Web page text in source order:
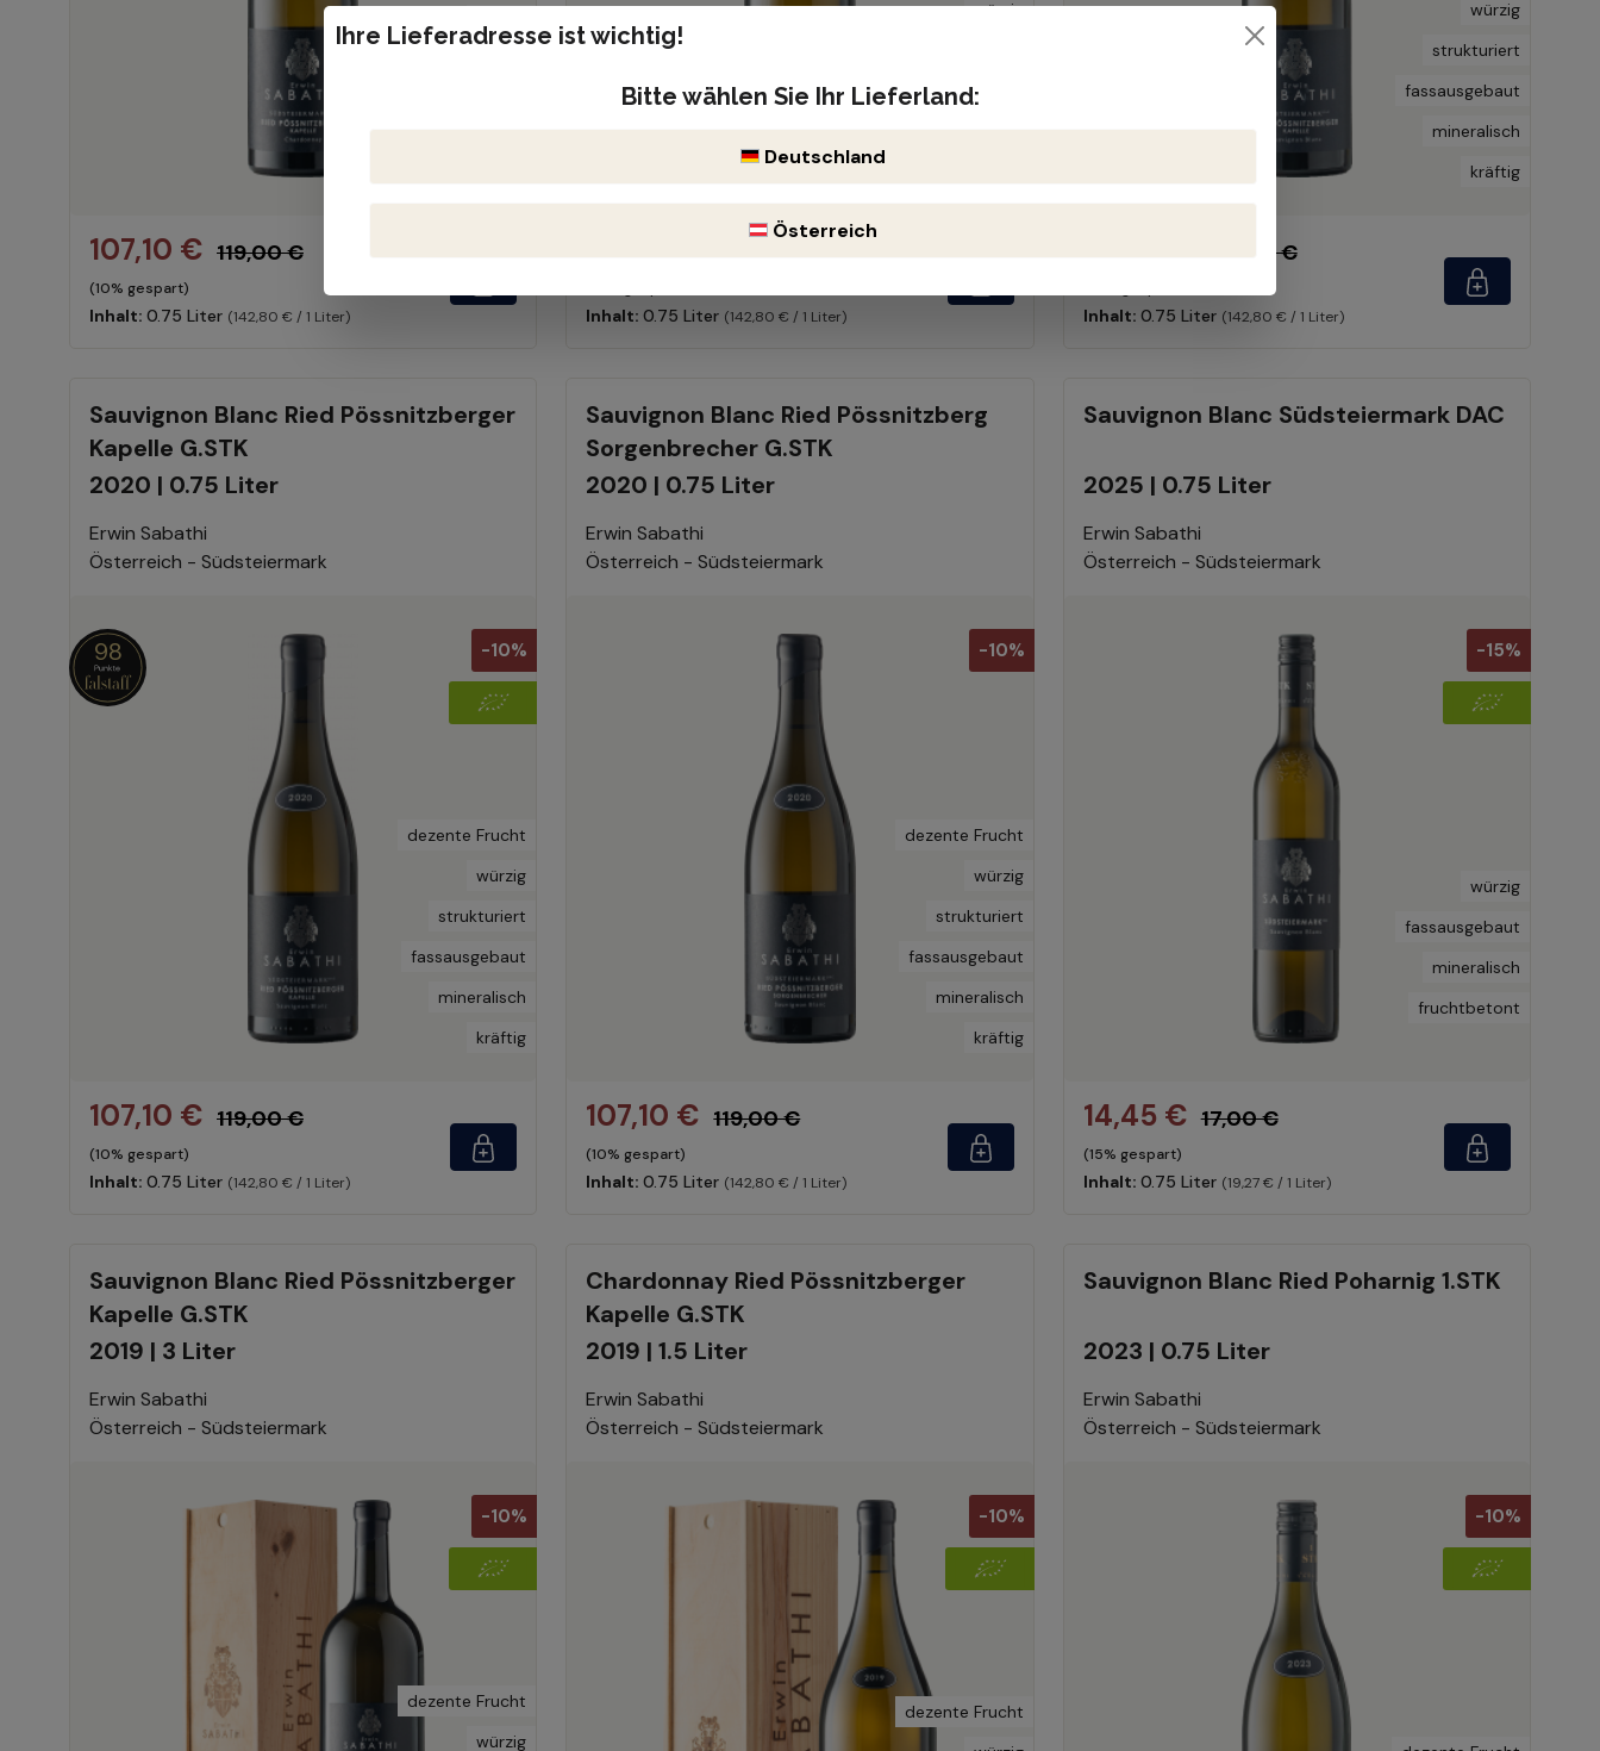
107,10 € 119,00 €
(10% gespart)
Inhalt: 0.75 Liter (142,80 € / 1 Liter)
würzig
fassausgebaut
mineralisch
107,10 € 119,00 €
Inhalt:0.75 Liter (142,80 € / 1 Liter)
würzig
strukturiert
fassausgebaut
mineralisch
kräftig
107,10 € 119,00 €
Inhalt: 0.75 Liter (142,80 € / 1 Liter)
Sauvignon Blanc Ried Pössnitzberger
Kapelle G.STK
2020 | 0.75 Liter
Erwin Sabathi
Österreich - Südsteiermark
-10%
98
dezente Frucht
würzig
strukturiert
fassausgebaut
mineralisch
kräftig
107,10 € 119,00 €
(10% gespart)
Inhalt: 0.75 Liter (142,80 € / 1 Liter)
Sauvignon Blanc Ried Pössnitzberg
Sorgenbrecher G.STK
2020 | 0.75 Liter
Erwin Sabathi
Österreich - Südsteiermark
-10%
dezente Frucht
würzig
strukturiert
fassausgebaut
mineralisch
kräftig
107,10 € 119,00 €
(10% gespart)
Inhalt:0.75 Liter (142,80 € / 1 Liter)
Sauvignon Blanc Südsteiermark DAC
2025 | 0.75 Liter
Erwin Sabathi
Österreich - Südsteiermark
-15%
würzig
fassausgebaut
mineralisch
fruchtbetont
14,45 € 17,00 €
(15% gespart)
Inhalt: 0.75 Liter (19,27 € / 1 Liter)
Sauvignon Blanc Ried Pössnitzberger
Kapelle G.STK
2019 | 3 Liter
Erwin Sabathi
Österreich - Südsteiermark
-10%
dezente Frucht
würzig
Chardonnay Ried Pössnitzberger
Kapelle G.STK
2019 | 1.5 Liter
Erwin Sabathi
Österreich - Südsteiermark
-10%
dezente Frucht
Sauvignon Blanc Ried Poharnig 1.STK
2023 | 0.75 Liter
Erwin Sabathi
Österreich - Südsteiermark
-10%
Ihre Lieferadresse ist wichtig!
Bitte wählen Sie Ihr Lieferland:
Deutschland
Österreich